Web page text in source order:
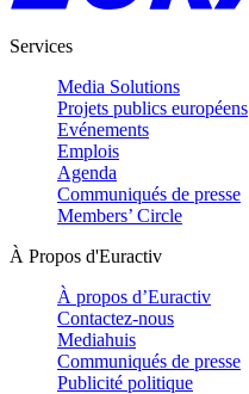
Services
Media Solutions
Projets publics européens
Evénements
Emplois
Agenda
Communiqués de presse
Members’ Circle
À Propos d'Euractiv
À propos d’Euractiv
Contactez-nous
Mediahuis
Communiqués de presse
Publicité politique